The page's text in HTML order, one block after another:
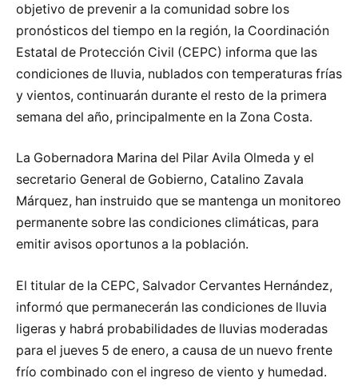
objetivo de prevenir a la comunidad sobre los
pronósticos del tiempo en la región, la Coordinación
Estatal de Protección Civil (CEPC) informa que las
condiciones de lluvia, nublados con temperaturas frías
y vientos, continuarán durante el resto de la primera
semana del año, principalmente en la Zona Costa.
La Gobernadora Marina del Pilar Avila Olmeda y el
secretario General de Gobierno, Catalino Zavala
Márquez, han instruido que se mantenga un monitoreo
permanente sobre las condiciones climáticas, para
emitir avisos oportunos a la población.
El titular de la CEPC, Salvador Cervantes Hernández,
informó que permanecerán las condiciones de lluvia
ligeras y habrá probabilidades de lluvias moderadas
para el jueves 5 de enero, a causa de un nuevo frente
frío combinado con el ingreso de viento y humedad.